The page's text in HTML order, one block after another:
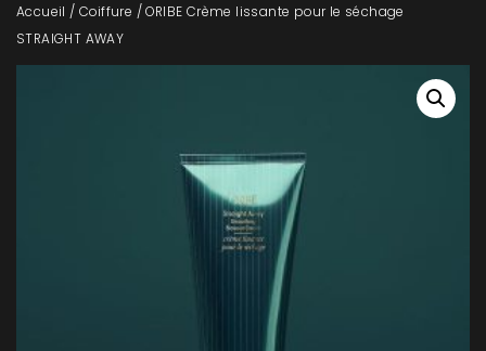
Accueil /Coiffure / ORIBE Crème lissante pour le séchage
STRAIGHT AWAY